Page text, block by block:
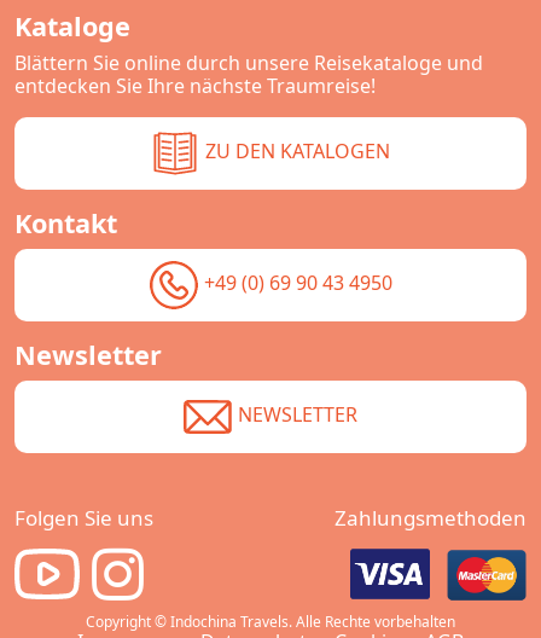
Kataloge
Blättern Sie online durch unsere Reisekataloge und
entdecken Sie Ihre nächste Traumreise!
ZU DEN KATALOGEN
Kontakt
+49 (0) 69 90 43 4950
Newsletter
NEWSLETTER
Folgen Sie uns Zahlungsmethoden
Copyright © Indochina Travels. Alle Rechte vorbehalten